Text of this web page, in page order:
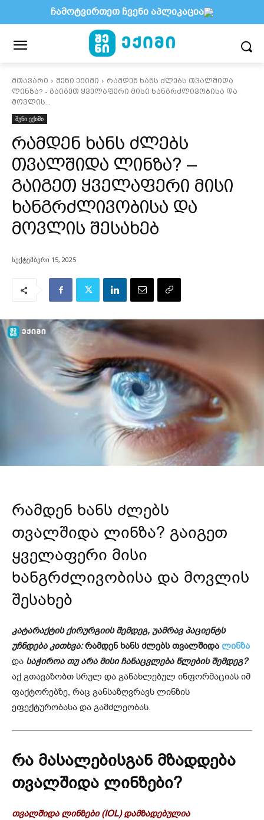
მთავარი შენი ექიმი
რამდენ ხანს ძლებს თვალშიდა
ლინზა? - გაიგეთ ყველაფერი მისი ხანგრძლივობისა და
მოვლის...
შენი ექიმი
რამდენ ხანს ძლებს
თვალშიდა ლინზა? –
გაიგეთ ყველაფერი მისი
ხანგრძლივობისა და
მოვლის შესახებ
სექტემბერი 15, 2025
რამდენ ხანს ძლებს
თვალშიდა ლინზა? გაიგეთ
ყველაფერი მისი
ხანგრძლივობისა და მოვლის
შესახებ
კატარაქტის ქირურგიის შემდეგ, უამრავ პაციენტს
უჩნდება კითხვა: რამდენ ხანს ძლებს თვალშიდა ლინზა
და საჭიროა თუ არა მისი ჩანაცვლება წლების შემდეგ?
აქ გთავაზობთ სრულ და განახლებულ ინფორმაციას იმ
ფაქტორებზე, რაც განსაზღვრავს ლინზის
ეფექტურობასა და გამძლეობას.
რა მასალებისგან მზადდება
თვალშიდა ლინზები?
თვალშიდა ლინზები (IOL) დამზადებულია
ჩამოტვირთეთ ჩვენი აპლიკაცია